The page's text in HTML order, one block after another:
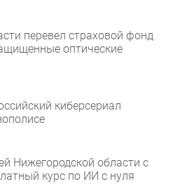
перевел страховой фонд
оптические
киберсериал
Нижегородской области с
курс по ИИ с нуля